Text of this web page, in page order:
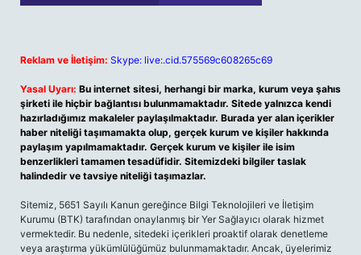
Reklam ve İletişim: Skype: live:.cid.575569c608265c69
Yasal Uyarı: Bu internet sitesi, herhangi bir marka, kurum veya şahıs
şirketi ile hiçbir bağlantısı bulunmamaktadır. Sitede yalnızca kendi
hazırladığımız makaleler paylaşılmaktadır. Burada yer alan içerikler
haber niteliği taşımamakta olup, gerçek kurum ve kişiler hakkında
paylaşım yapılmamaktadır. Gerçek kurum ve kişiler ile isim
benzerlikleri tamamen tesadüfidir. Sitemizdeki bilgiler taslak
halindedir ve tavsiye niteliği taşımazlar.
Sitemiz, 5651 Sayılı Kanun gereğince Bilgi Teknolojileri ve İletişim
Kurumu (BTK) tarafından onaylanmış bir Yer Sağlayıcı olarak hizmet
vermektedir. Bu nedenle, sitedeki içerikleri proaktif olarak denetleme
veya araştırma yükümlülüğümüz bulunmamaktadır. Ancak, üyelerimiz